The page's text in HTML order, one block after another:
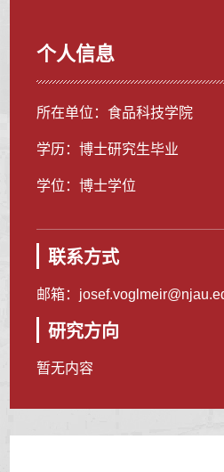
个人信息
所在单位：食品科技学院
学历：博士研究生毕业
学位：博士学位
联系方式
邮箱：
研究方向
暂无内容